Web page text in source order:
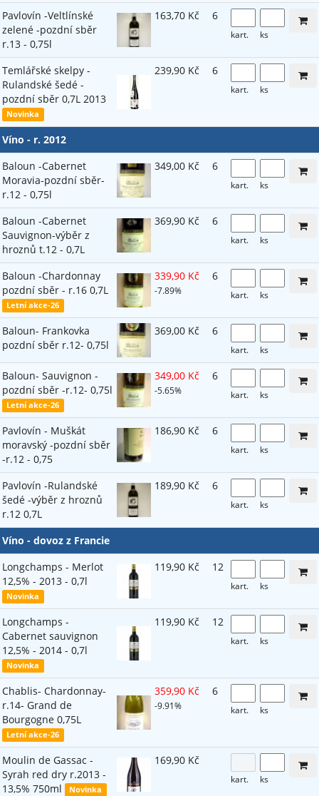
Pavlovín -Veltlínské
zelené -pozdní sběr
r.13 - 0,75l
163,70 Kč 6
kart. ks
Temlářské skelpy -
Rulandské šedé -
pozdní sběr 0,7L 2013
Novinka
239,90 Kč 6
kart. ks
Víno - r. 2012
Baloun -Cabernet
Moravia-pozdní sběr-
r.12 - 0,75l
349,00 Kč 6
kart. ks
Baloun -Cabernet
Sauvignon-výběr z
hroznů t.12 - 0,7L
369,90 Kč 6
kart. ks
Baloun -Chardonnay
pozdní sběr - r.16 0,7L
Letní akce-26
339,90 Kč
-7.89%
6
kart. ks
Baloun- Frankovka
pozdní sběr r.12- 0,75l
369,00 Kč 6
kart. ks
Baloun- Sauvignon -
pozdní sběr -r.12- 0,75l
Letní akce-26
349,00 Kč
-5.65%
6
kart. ks
Pavlovín - Muškát
moravský -pozdní sběr
-r.12 - 0,75
186,90 Kč 6
kart. ks
Pavlovín -Rulandské
šedé -výběr z hroznů
r.12 0,7L
189,90 Kč 6
kart. ks
Víno - dovoz z Francie
Longchamps - Merlot
12,5% - 2013 - 0,7l
Novinka
119,90 Kč 12
kart. ks
Longchamps -
Cabernet sauvignon
12,5% - 2014 - 0,7l
Novinka
119,90 Kč 12
kart. ks
Chablis- Chardonnay-
r.14- Grand de
Bourgogne 0,75L
Letní akce-26
359,90 Kč
-9.91%
6
kart. ks
Moulin de Gassac -
Syrah red dry r.2013 -
13,5% 750ml
Novinka
169,90 Kč
kart. ks